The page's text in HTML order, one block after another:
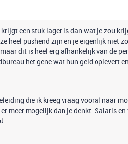
een stuk lager is dan wat je zou
heel pushend zijn en je eigenlijk niet
dit is heel erg afhankelijk van de
het gene wat hun geld oplevert
die ik kreeg vraag vooral naar
meer mogelijk dan je denkt. Salaris en